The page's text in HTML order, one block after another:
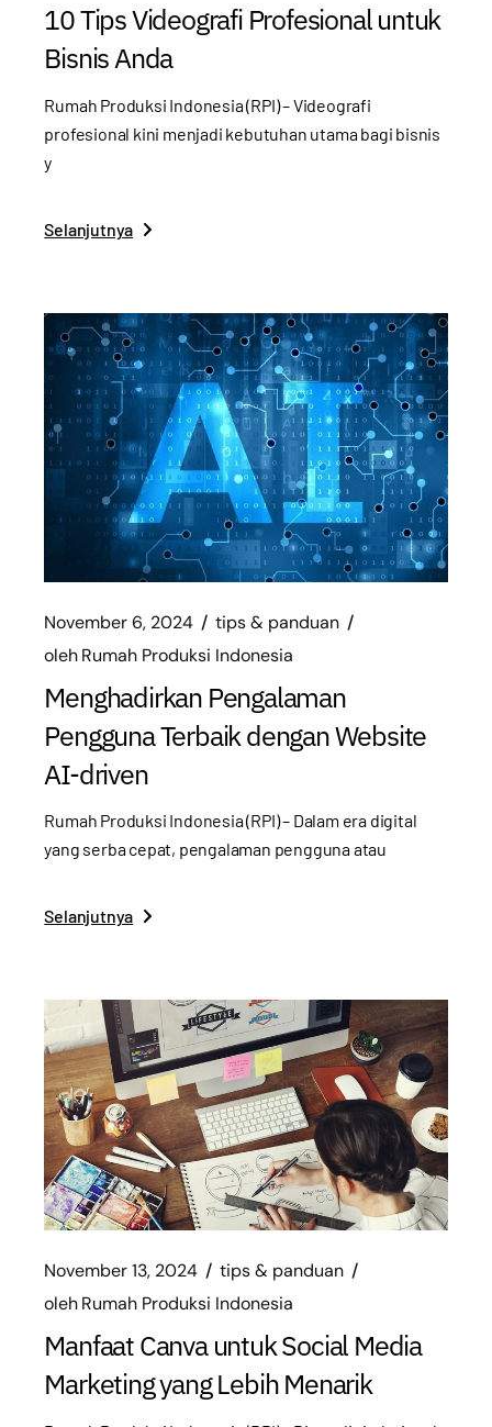
10 Tips Videografi Profesional untuk
Bisnis Anda
Rumah Produksi Indonesia (RPI) – Videografi
profesional kini menjadi kebutuhan utama bagi bisnis
y
Selanjutnya
November 6, 2024
tips & panduan
olehRumah Produksi Indonesia
Menghadirkan Pengalaman
Pengguna Terbaik dengan Website
AI-driven
Rumah Produksi Indonesia (RPI) – Dalam era digital
yang serba cepat, pengalaman pengguna atau
Selanjutnya
November 13, 2024
tips & panduan
olehRumah Produksi Indonesia
Manfaat Canva untuk Social Media
Marketing yang Lebih Menarik